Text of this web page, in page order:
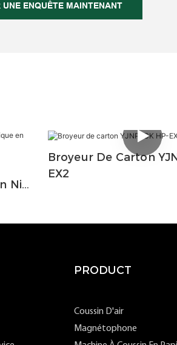
UNE ENQUÊTE MAINTENANT
Nid
Broyeur De Carton
EX2
PRODUCT
Coussin D'air
Magnétophone